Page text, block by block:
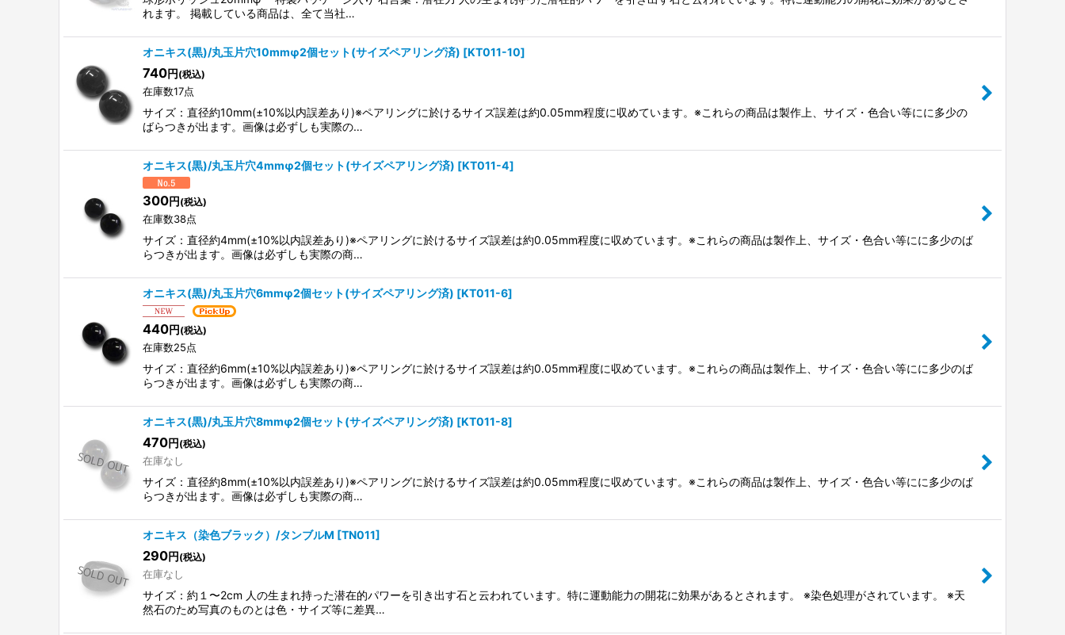
れます。 掲載している商品は、全て当社…
オニキス(黒)/丸玉片穴10mmφ2個セット(サイズペアリング済) [KT011-10]
740円 (税込)
在庫数17点
サイズ：直径約10mm(±10%以内誤差あり)※ペアリングに於けるサイズ誤差は約0.05mm程度に収めています。※これらの商品は製作上、サイズ・色合い等にに多少の
ばらつきが出ます。画像は必ずしも実際の…
オニキス(黒)/丸玉片穴4mmφ2個セット(サイズペアリング済) [KT011-4]
300円 (税込)
在庫数38点
サイズ：直径約4mm(±10%以内誤差あり)※ペアリングに於けるサイズ誤差は約0.05mm程度に収めています。※これらの商品は製作上、サイズ・色合い等にに多少のば
らつきが出ます。画像は必ずしも実際の商…
オニキス(黒)/丸玉片穴6mmφ2個セット(サイズペアリング済) [KT011-6]
440円 (税込)
在庫数25点
サイズ：直径約6mm(±10%以内誤差あり)※ペアリングに於けるサイズ誤差は約0.05mm程度に収めています。※これらの商品は製作上、サイズ・色合い等にに多少のば
らつきが出ます。画像は必ずしも実際の商…
オニキス(黒)/丸玉片穴8mmφ2個セット(サイズペアリング済) [KT011-8]
470円 (税込)
在庫なし
サイズ：直径約8mm(±10%以内誤差あり)※ペアリングに於けるサイズ誤差は約0.05mm程度に収めています。※これらの商品は製作上、サイズ・色合い等にに多少のば
らつきが出ます。画像は必ずしも実際の商…
オニキス（染色ブラック）/タンブルM [TN011]
290円 (税込)
在庫なし
サイズ：約１〜2cm 人の生まれ持った潜在的パワーを引き出す石と云われています。特に運動能力の開花に効果があるとされます。 ※染色処理がされています。 ※天
然石のため写真のものとは色・サイズ等に差異…